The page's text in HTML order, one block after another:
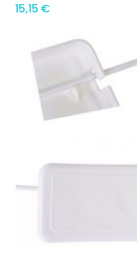
15,15 €